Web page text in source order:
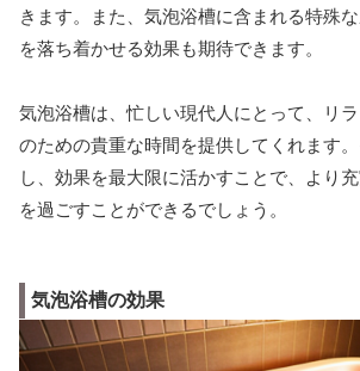
きます。また、気泡浴槽に含まれる特殊
を落ち着かせる効果も期待できます。
気泡浴槽は、忙しい現代人にとって、リ
のための貴重な時間を提供してくれます
し、効果を最大限に活かすことで、より
を過ごすことができるでしょう。
気泡浴槽の効果